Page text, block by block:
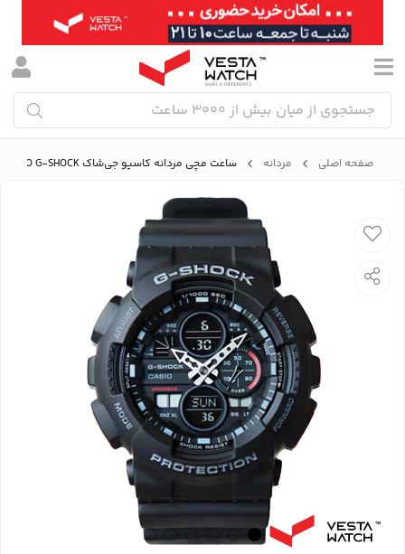
صفحه اصلی مردانه ساعت مچی مردانه کاسیو جی‌شاک CASIO G-SHOCK مدل GA-140-1A1DR